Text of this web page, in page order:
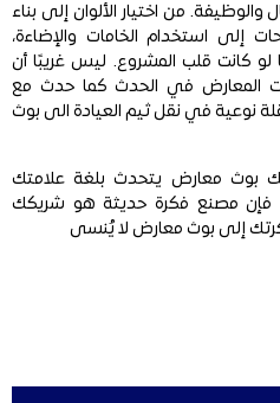
من اختيار الألوان إلى بناء
إلى استخدام الخامات والإضاءة،
كانت قلب المشروع. ليس غريبًا أن
المعارض في الحدث كما حدث مع
نوعية في نقل ثيم العيادة الى بوث
بوث معارض يتحدث بلغة علامتك
فإن مصنع فكرة حديثة هو شريكك
إلى بوث معارض لا يُنسى